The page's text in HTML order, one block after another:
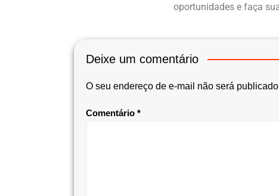
oportunidades e faça
Deixe um comentário
O seu endereço de e-mail não será
Comentário *